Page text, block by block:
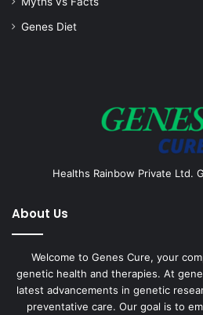
Genes Diet
Healths Rainbow Private Ltd.
About Us
Welcome to Genes Cure, your
genetic health and therapies. At
latest advancements in genetic
preventative care. Our goal is to